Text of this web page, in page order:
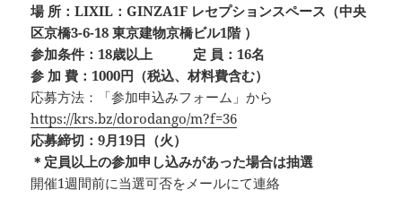
場 所：LIXIL：GINZA1F レセプションスペース（中央
区京橋3-6-18 東京建物京橋ビル1階 ）
参加条件：18歳以上 定 員：16名
参 加 費：1000円（税込、材料費含む）
応募方法：「参加申込みフォーム」から
https://krs.bz/dorodango/m?f=36
応募締切：9月19日（火）
＊定員以上の参加申し込みがあった場合は抽選
開催1週間前に当選可否をメールにて連絡